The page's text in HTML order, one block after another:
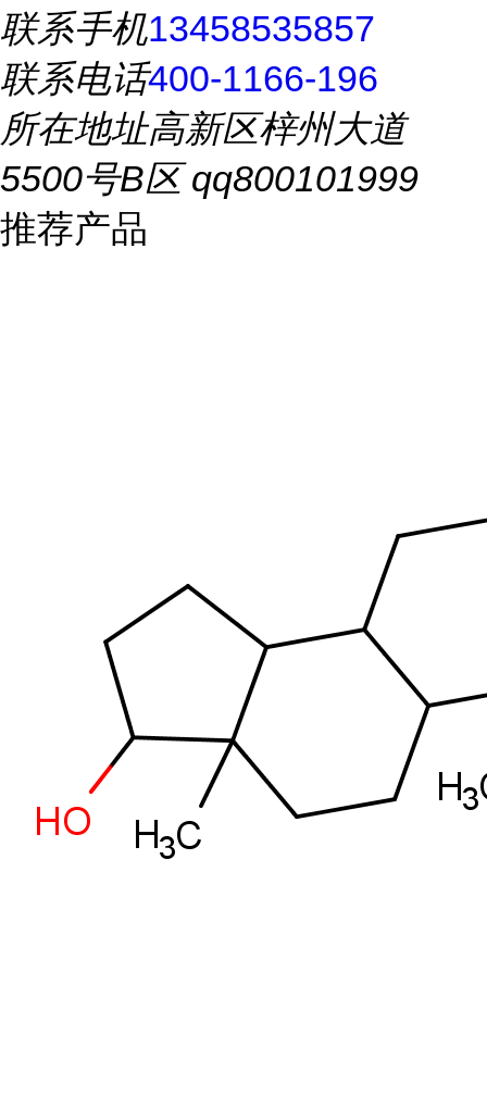
联系手机13458535857
联系电话400-1166-196
所在地址高新区梓州大道
5500号B区 qq800101999
推荐产品